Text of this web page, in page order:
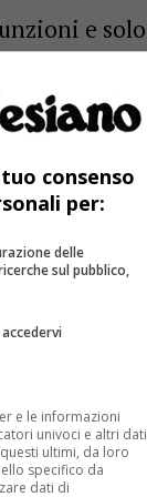
e solo
e fu
e
1736 dal
storico
paese dal
nel
della
Nel
consenso
per:
delle
sul pubblico,
e le informazioni
univoci e altri dati
ultimi, da loro
specifico da
dati di